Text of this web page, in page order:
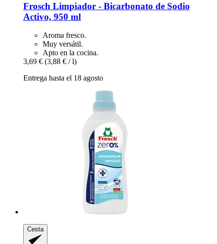
Frosch Limpiador -​ Bicarbonato de Sodio
Activo, 950 ml
Aroma fresco.
Muy versátil.
Apto en la cocina.
3,69 € (3,88 € / l)
Entrega hasta el 18 agosto
Cesta